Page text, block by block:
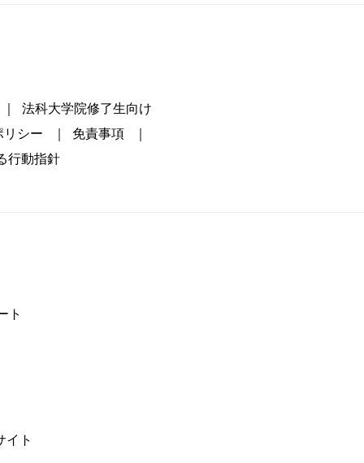
法科大学院修了生向け
リシー
免責事項
行動指針
ト
イト